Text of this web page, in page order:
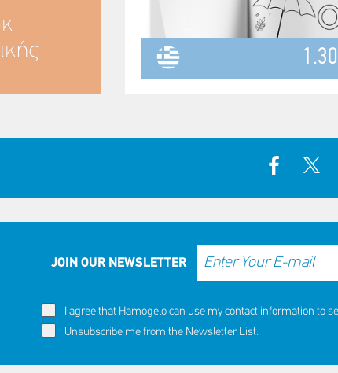
1.30
JOIN OUR NEWSLETTER
I agree that Hamogelo can use my contact information to
Unsubscribe me from the Newsletter List.